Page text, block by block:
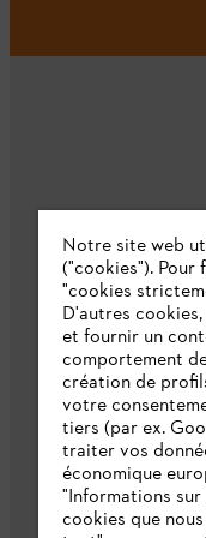
Notre site web
("cookies"). Pour
"cookies
D'autres
et fournir un
comportement
création de
votre
tiers (par ex.
traiter vos
économique
"Informations
cookies que